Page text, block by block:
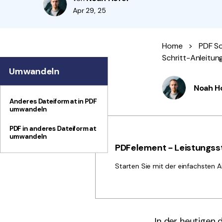
Apr 29, 25
Home >
PDF
Schritt-
Noah
PDFelement -
Starten Sie mit der einfachsten
Umwandeln
Anderes Dateiformat in PDF
umwandeln
PDF in anderes Dateiformat
umwandeln